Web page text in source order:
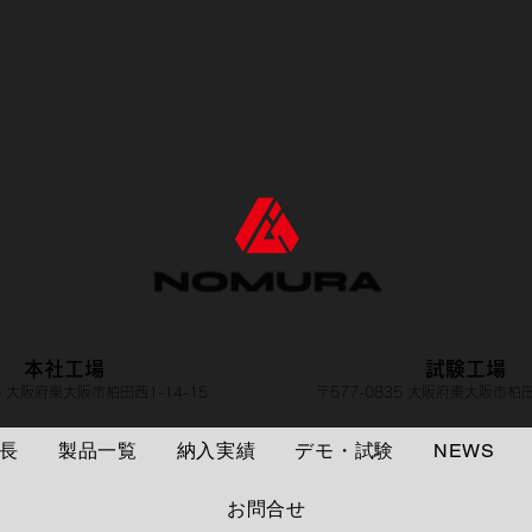
本社工場
阪府東大阪市柏田西1-14-15
試験工場
〒577-0835 大阪府東大阪市柏
製品一覧 納入実績 デモ・試験 NEWS
お問合せ